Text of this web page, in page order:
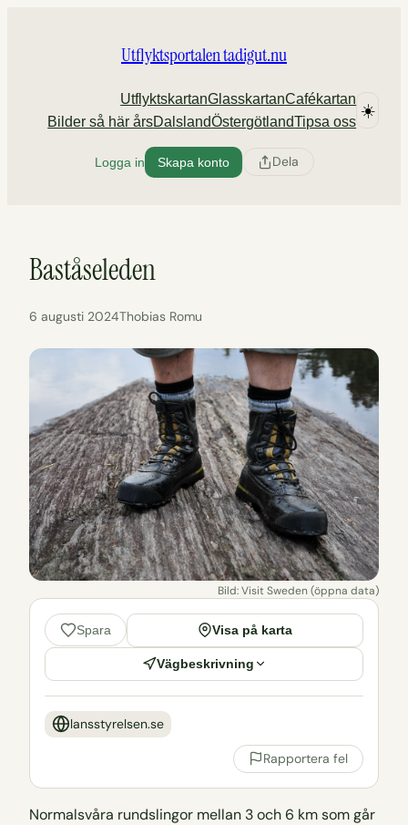
Utflyktsportalen tadigut.nu
UtflyktskartanGlasskartanCafékartan
Bilder så här årsDalslandÖstergötlandTipsa oss
☀️
Logga in Skapa konto Dela
Baståseleden
6 augusti 2024Thobias Romu
Bild: Visit Sweden (öppna data)
Spara Visa på karta
Vägbeskrivning
lansstyrelsen.se
Rapportera fel
Normalsvåra rundslingor mellan 3 och 6 km som går